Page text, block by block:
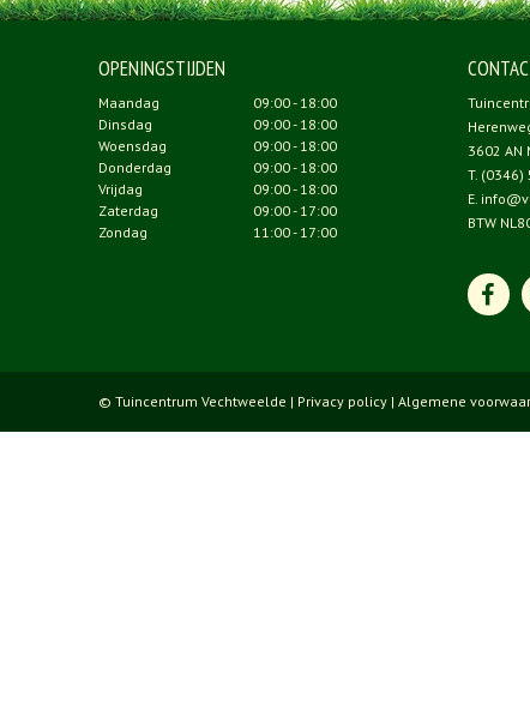
OPENINGSTIJDEN
Maandag
09:00 - 18:00
Dinsdag
09:00 - 18:00
Woensdag
09:00 - 18:00
Donderdag
09:00 - 18:00
Vrijdag
09:00 - 18:00
Zaterdag
09:00 - 17:00
Zondag
11:00 - 17:00
3602 AN
T. (0346)
E.
BTW
© Tuincentrum Vechtweelde | Privacy policy | Algemene